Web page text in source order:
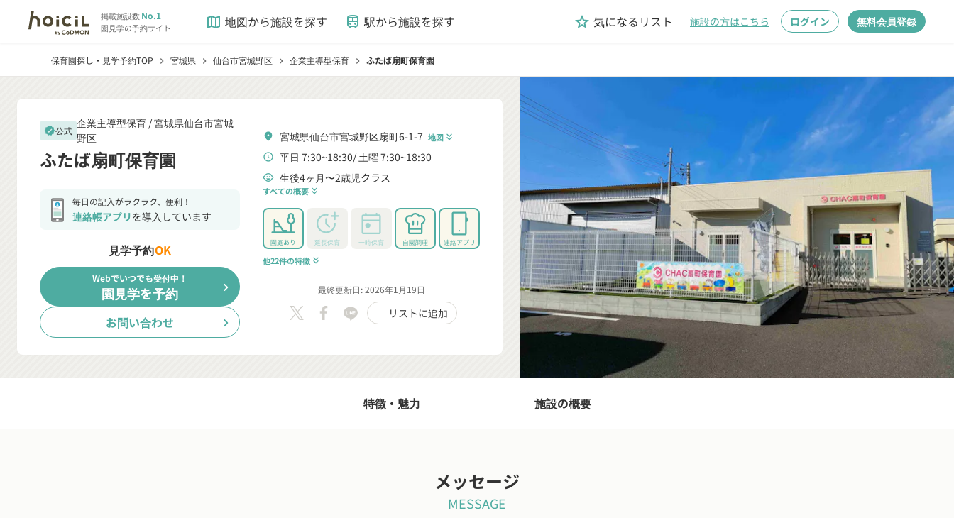
掲載施設数No.1
園見学の予約サイト map 地図から施設を探す train 駅から施設を探す grade 気になるリスト 施設の方はこちら ログイン 無料会員登録
保育園探し・見学予約TOP chevron_right 宮城県 chevron_right 仙台市宮城野区 chevron_right 企業主導型保育 chevron_right ふたば扇町保育園
verified公式
企業主導型保育 /宮城県仙台市宮城
野区
ふたば扇町保育園
毎日の記入がラクラク、便利！
連絡帳アプリを導入しています
見学予約OK
Webでいつでも受付中！
園見学を予約 chevron_right
お問い合わせ chevron_right
location_on 宮城県仙台市宮城野区扇町6-1-7 地図 keyboard_double_arrow_down
schedule 平日 7:30~18:30 土曜 7:30~18:30
child_care 生後4ヶ月〜2歳児クラス
すべての概要 keyboard_double_arrow_down
園庭あり 延長保育 一時保育 自園調理 連絡アプリ
他22件の特徴 keyboard_double_arrow_down
最終更新日: 2026年1月19日
リストに追加
特徴・魅力 施設の概要
メッセージ
MESSAGE